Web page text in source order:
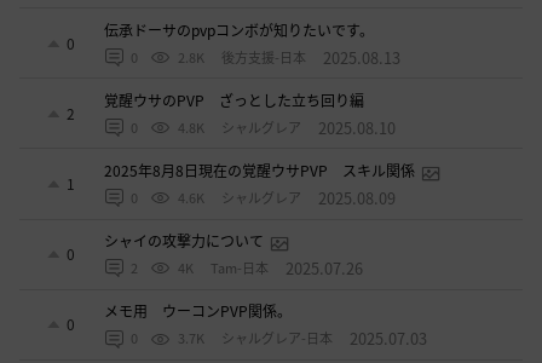
0
伝承ドーサのpvpコンボが知りたいです。
0 2.8K 後方支援-日本 2025.08.13
2
覚醒ウサのPVP ざっとした立ち回り編
0 4.8K シャルグレア 2025.08.10
1
2025年8月8日現在の覚醒ウサPVP スキル関係
0 4.6K シャルグレア 2025.08.09
0
シャイの攻撃力について
2 4K Tam-日本 2025.07.26
0
メモ用 ウーコンPVP関係。
0 3.7K シャルグレア-日本 2025.07.03